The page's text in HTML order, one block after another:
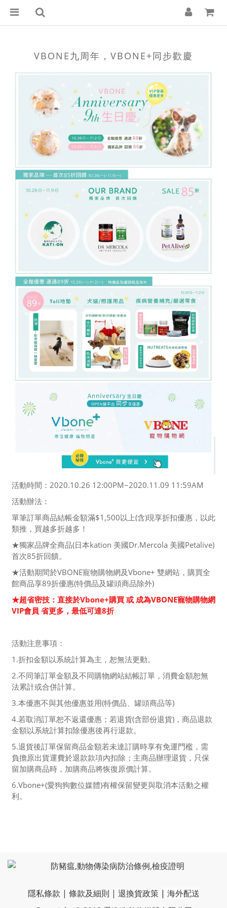
VBONE九周年，VBONE+同步歡慶
活動時間：2020.10.26 12:00PM~2020.11.09 11:59AM
活動辦法：
單筆訂單商品結帳金額滿$1,500以上(含)現享折扣優惠，以此
類推，買越多折越多！
★獨家品牌全商品(日本kation 美國Dr.Mercola 美國Petalive)
首次85折回饋。
★活動期間於VBONE寵物購物網及Vbone+ 雙網站，購買全
館商品享89折優惠(特價品及罐頭商品除外)
★超省密技：直接於Vbone+購買 或 成為VBONE寵物購物網
VIP會員 省更多，最低可達8折
活動注意事項：
1.折扣金額以系統計算為主，恕無法更動。
2.不同筆訂單金額及不同購物網站結帳訂單，消費金額恕無
法累計或合併計算。
3.本優惠不與其他優惠並用(特價品、罐頭商品等)
4.若取消訂單恕不返還優惠；若退貨(含部份退貨)，商品退款
金額以系統計算扣除優惠後再行退款。
5.退貨後訂單保留商品金額若未達訂購時享有免運門檻，需
負擔原出貨運費於退款款項內扣除；主商品辦理退貨，只保
留加購商品時，加購商品將恢復原價計算。
6.Vbone+(愛狗狗數位媒體)有權保留變更與取消本活動之權
利。
隱私條款 | 條款及細則 | 退換貨政策 | 海外配送